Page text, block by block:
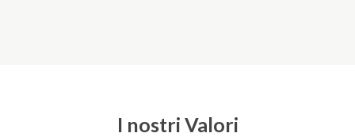
I nostri Valori